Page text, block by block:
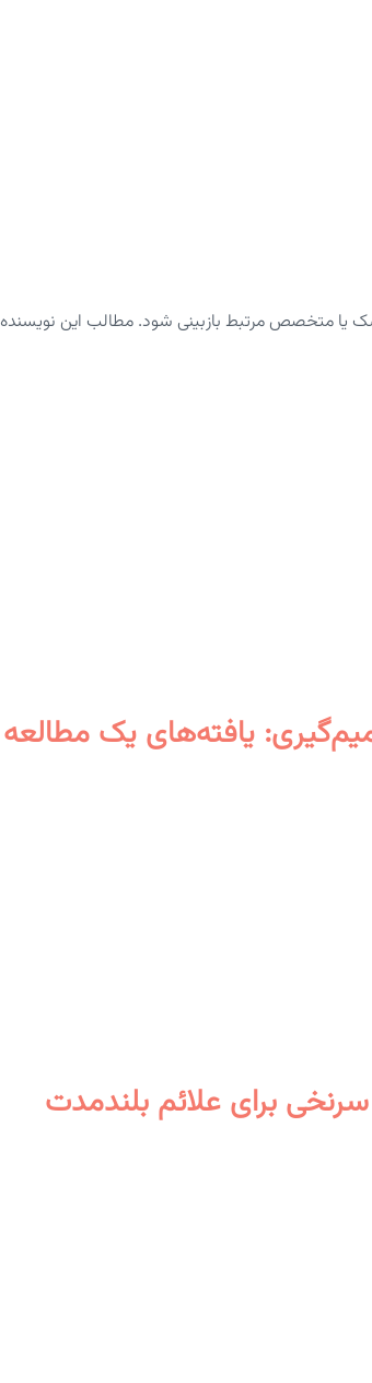
یا متخصص مرتبط بازبینی شود. مطالب این نویسنده
یافته‌های یک مطالعه
برای علائم بلندمدت